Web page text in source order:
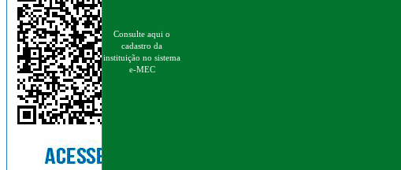
Consulte aqui o
cadastro da
instituição no sistema
e-MEC